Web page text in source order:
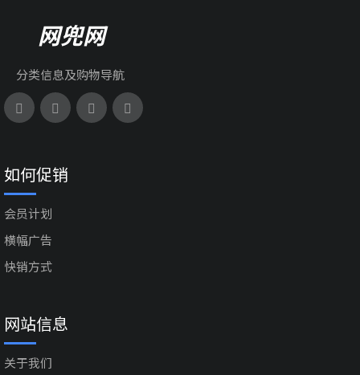
网兜网
分类信息及购物导航
如何促销
会员计划
横幅广告
快销方式
网站信息
关于我们